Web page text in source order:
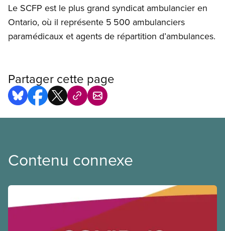
Le SCFP est le plus grand syndicat ambulancier en
Ontario, où il représente 5 500 ambulanciers
paramédicaux et agents de répartition d’ambulances.
Partager cette page
Contenu connexe